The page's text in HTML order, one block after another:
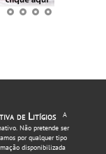
de Litígios
A
Não pretende ser
por qualquer tipo
disponibilizada